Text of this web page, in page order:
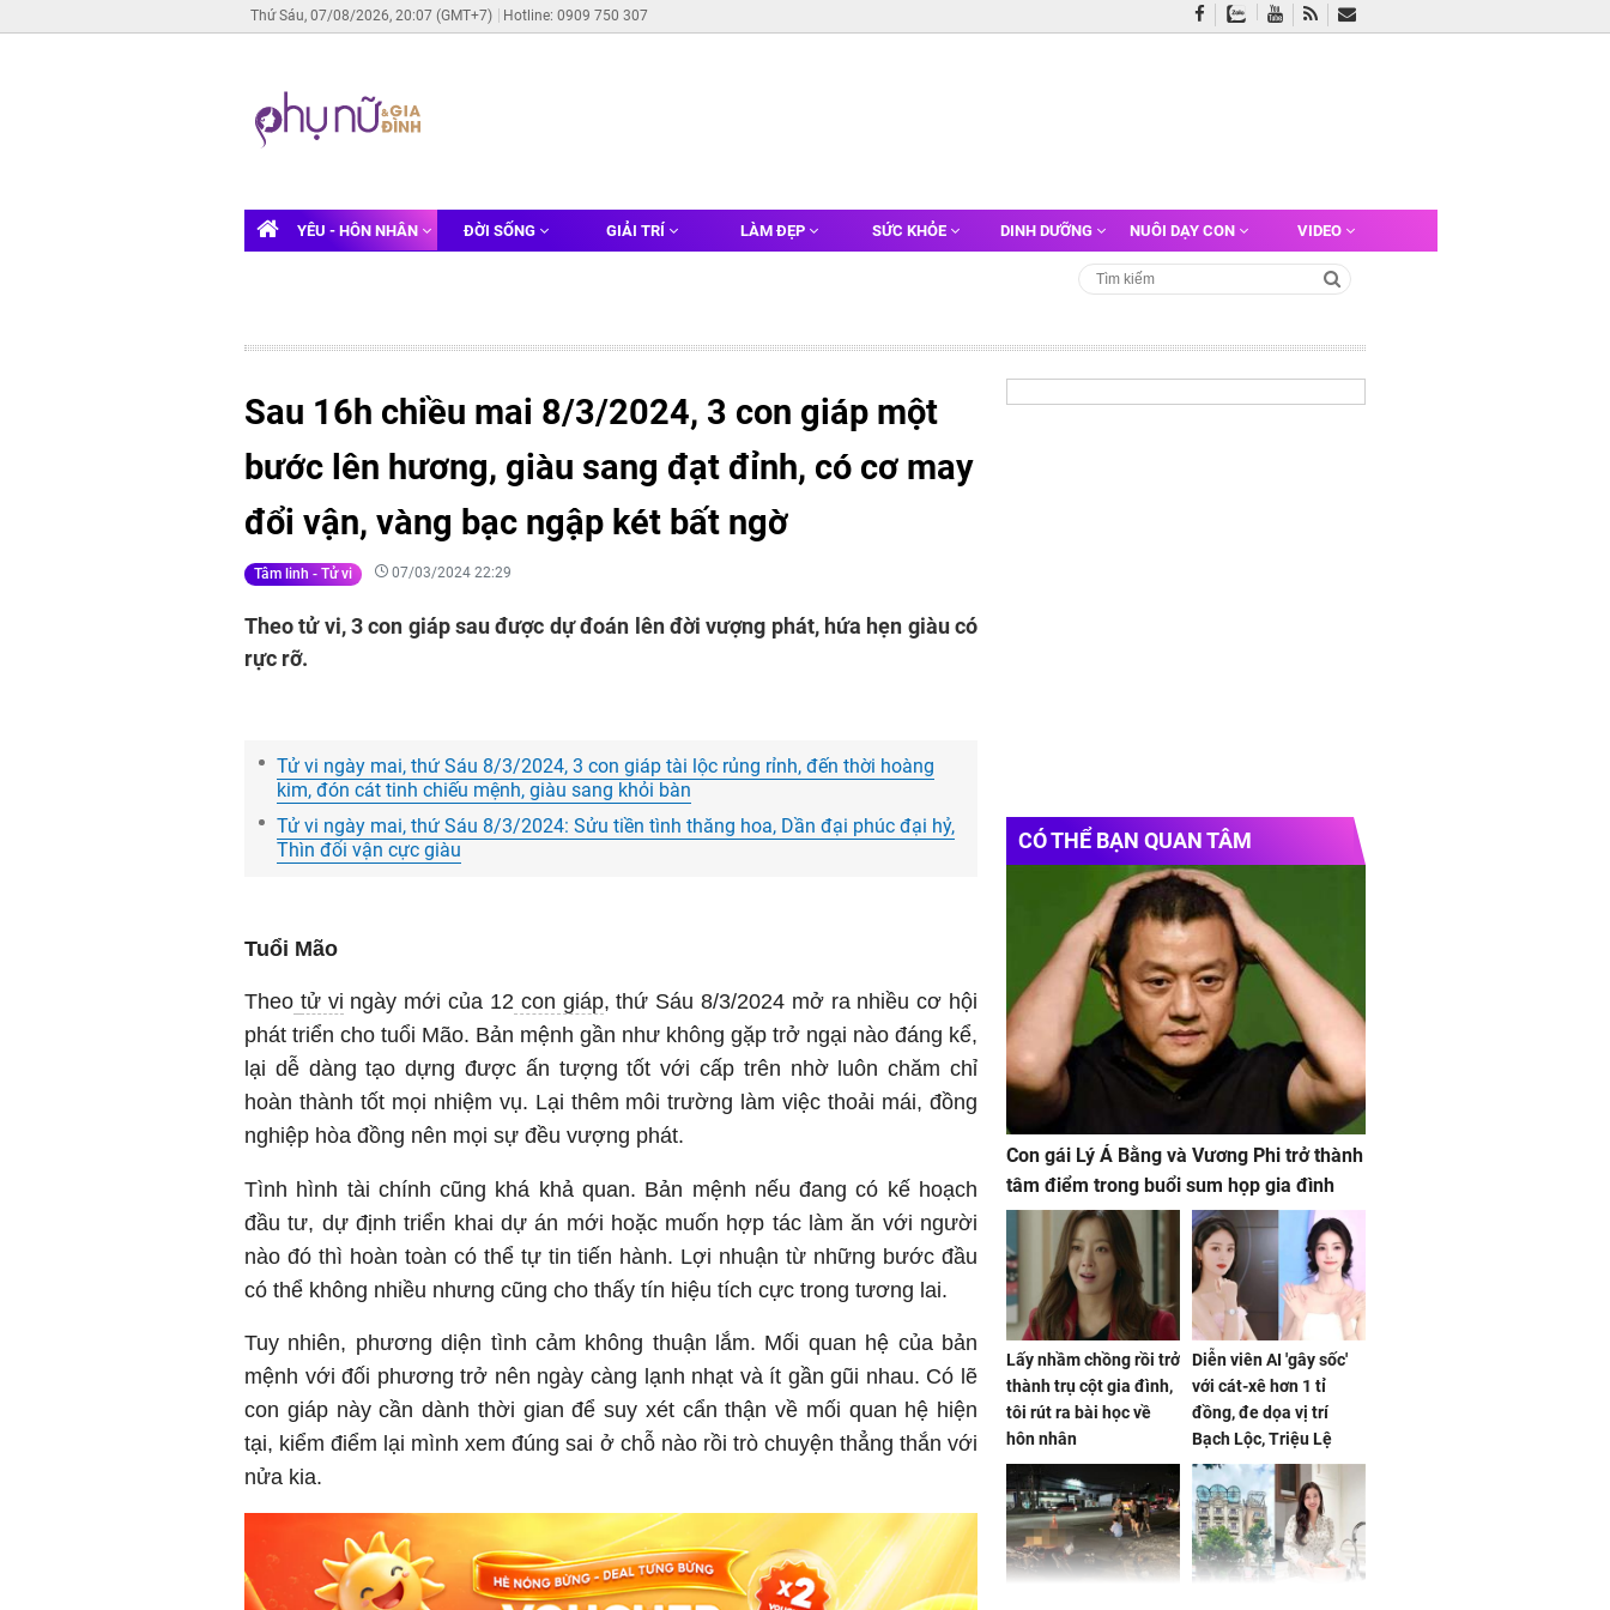
Thứ Sáu, 07/08/2026, 20:07 (GMT+7) Hotline: 0909 750 307
YÊU - HÔN NHÂN ĐỜI SỐNG GIẢI TRÍ LÀM ĐẸP SỨC KHỎE DINH DƯỠNG NUÔI DẠY CON VIDEO
Sau 16h chiều mai 8/3/2024, 3 con giáp một
bước lên hương, giàu sang đạt đỉnh, có cơ may
đổi vận, vàng bạc ngập két bất ngờ
Tâm linh - Tử vi 07/03/2024 22:29
Theo tử vi, 3 con giáp sau được dự đoán lên đời vượng phát, hứa hẹn giàu có
rực rỡ.
Tử vi ngày mai, thứ Sáu 8/3/2024, 3 con giáp tài lộc rủng rỉnh, đến thời hoàng
kim, đón cát tinh chiếu mệnh, giàu sang khỏi bàn
Tử vi ngày mai, thứ Sáu 8/3/2024: Sửu tiền tình thăng hoa, Dần đại phúc đại hỷ,
Thìn đổi vận cực giàu
Tuổi Mão
Theo tử vi ngày mới của 12 con giáp, thứ Sáu 8/3/2024 mở ra nhiều cơ hội
phát triển cho tuổi Mão. Bản mệnh gần như không gặp trở ngại nào đáng kể,
lại dễ dàng tạo dựng được ấn tượng tốt với cấp trên nhờ luôn chăm chỉ
hoàn thành tốt mọi nhiệm vụ. Lại thêm môi trường làm việc thoải mái, đồng
nghiệp hòa đồng nên mọi sự đều vượng phát.
Tình hình tài chính cũng khá khả quan. Bản mệnh nếu đang có kế hoạch
đầu tư, dự định triển khai dự án mới hoặc muốn hợp tác làm ăn với người
nào đó thì hoàn toàn có thể tự tin tiến hành. Lợi nhuận từ những bước đầu
có thể không nhiều nhưng cũng cho thấy tín hiệu tích cực trong tương lai.
Tuy nhiên, phương diện tình cảm không thuận lắm. Mối quan hệ của bản
mệnh với đối phương trở nên ngày càng lạnh nhạt và ít gần gũi nhau. Có lẽ
con giáp này cần dành thời gian để suy xét cẩn thận về mối quan hệ hiện
tại, kiểm điểm lại mình xem đúng sai ở chỗ nào rồi trò chuyện thẳng thắn với
nửa kia.
CÓ THỂ BẠN QUAN TÂM
Con gái Lý Á Bằng và Vương Phi trở thành
tâm điểm trong buổi sum họp gia đình
Lấy nhầm chồng rồi trở
thành trụ cột gia đình,
tôi rút ra bài học về
hôn nhân
Diễn viên AI 'gây sốc'
với cát-xê hơn 1 tỉ
đồng, đe dọa vị trí
Bạch Lộc, Triệu Lệ
Dĩnh